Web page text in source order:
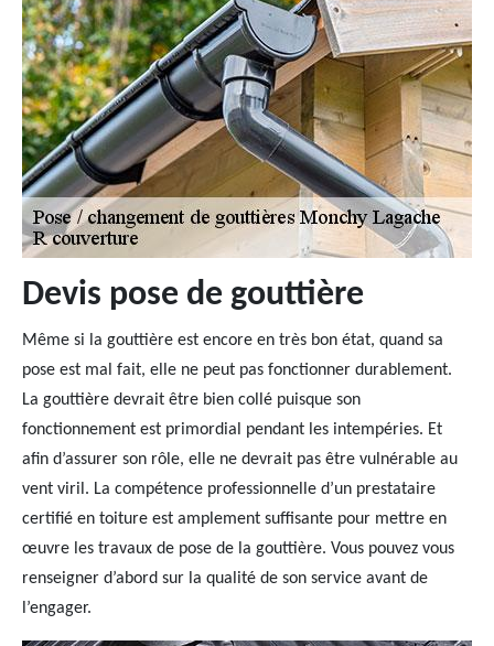
Devis pose de gouttière
Même si la gouttière est encore en très bon état, quand sa
pose est mal fait, elle ne peut pas fonctionner durablement.
La gouttière devrait être bien collé puisque son
fonctionnement est primordial pendant les intempéries. Et
afin d’assurer son rôle, elle ne devrait pas être vulnérable au
vent viril. La compétence professionnelle d’un prestataire
certifié en toiture est amplement suffisante pour mettre en
œuvre les travaux de pose de la gouttière. Vous pouvez vous
renseigner d’abord sur la qualité de son service avant de
l’engager.